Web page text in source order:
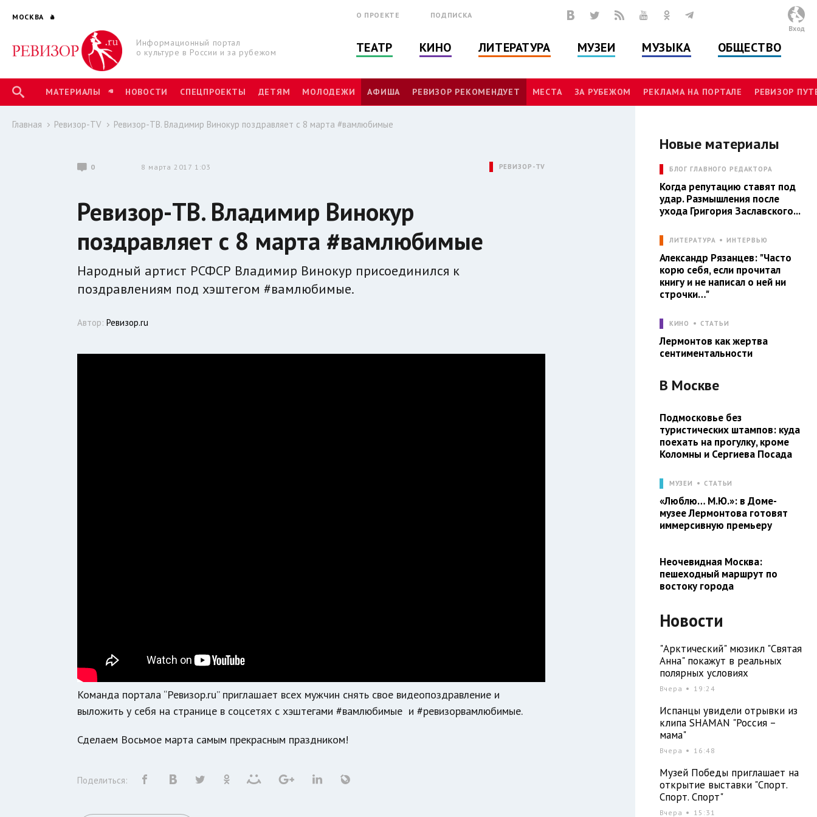
МОСКВА
Информационный портал
о культуре в России и за рубежом
О ПРОЕКТЕ ПОДПИСКА
ТЕАТР КИНО ЛИТЕРАТУРА МУЗЕИ МУЗЫКА ОБЩЕСТВО
Вход
МАТЕРИАЛЫ НОВОСТИ СПЕЦПРОЕКТЫ ДЕТЯМ МОЛОДЕЖИ АФИША РЕВИЗОР РЕКОМЕНДУЕТ МЕСТА ЗА РУБЕЖОМ РЕКЛАМА НА ПОРТАЛЕ РЕВИЗОР
Главная Ревизор-TV Ревизор-ТВ. Владимир Винокур поздравляет с 8 марта #вамлюбимые
0 8 марта 2017 1:03 РЕВИЗОР-TV
Ревизор-ТВ. Владимир Винокур
поздравляет с 8 марта #вамлюбимые
Народный артист РСФСР Владимир Винокур присоединился к
поздравлениям под хэштегом #вамлюбимые.
Автор:Ревизор.ru
Команда портала “Ревизор.ru” приглашает всех мужчин снять свое видеопоздравление и
выложить у себя на странице в соцсетях с хэштегами #вамлюбимые и #ревизорвамлюбимые.
Сделаем Восьмое марта самым прекрасным праздником!
Поделиться:
Новые материалы
БЛОГ ГЛАВНОГО РЕДАКТОРА
Когда репутацию ставят под
удар. Размышления после
ухода Григория Заславского...
ЛИТЕРАТУРА ИНТЕРВЬЮ
Александр Рязанцев: "Часто
корю себя, если прочитал
книгу и не написал о ней ни
строчки…"
КИНО СТАТЬИ
Лермонтов как жертва
сентиментальности
В Москве
Подмосковье без
туристических штампов: куда
поехать на прогулку, кроме
Коломны и Сергиева Посада
МУЗЕИ СТАТЬИ
«Люблю… М.Ю.»: в Доме-
музее Лермонтова готовят
иммерсивную премьеру
Неочевидная Москва:
пешеходный маршрут по
востоку города
Новости
"Арктический" мюзикл "Святая
Анна" покажут в реальных
полярных условиях
Вчера 19:24
Испанцы увидели отрывки из
клипа SHAMAN "Россия –
мама"
Вчера 16:48
Музей Победы приглашает на
открытие выставки "Спорт.
Спорт. Спорт"
Вчера 15:31